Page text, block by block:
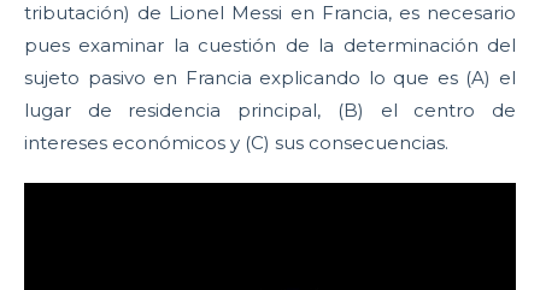
tributación) de Lionel Messi en Francia, es necesario
pues examinar la cuestión de la determinación del
sujeto pasivo en Francia explicando lo que es (A) el
lugar de residencia principal, (B) el centro de
intereses económicos y (C) sus consecuencias.